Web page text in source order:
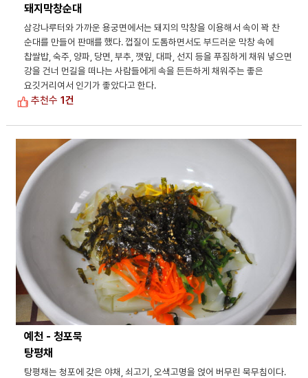
돼지막창순대
삼강나루터와 가까운 용궁면에서는 돼지의 막창을 이용해서 속이 꽉 찬
순대를 만들어 판매를 했다. 껍질이 도톰하면서도 부드러운 막창 속에
찹쌀밥, 숙주, 양파, 당면, 부추, 깻잎, 대파, 선지 등을 푸짐하게 채워 넣으면
강을 건너 먼길을 떠나는 사람들에게 속을 든든하게 채워주는 좋은
요깃거리여서 인기가 좋았다고 한다.
추천수1건
예천 - 청포묵
탕평채
탕평채는 청포에 갖은 야채, 쇠고기, 오색고명을 얹어 버무린 묵무침이다.